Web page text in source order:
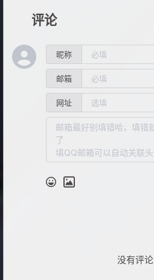
评论
昵称
邮箱
网址
没有评论